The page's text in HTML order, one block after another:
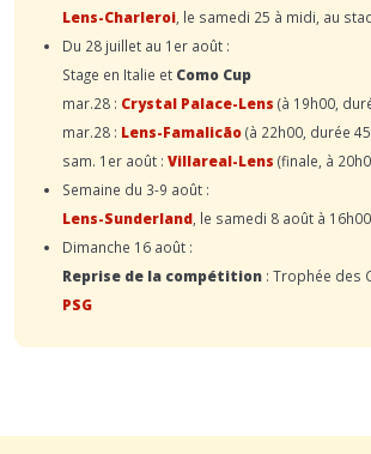
Lens-Charleroi , le samedi 25 à midi, au
Du 28 juillet au 1er août :
Stage en Italie et Como Cup
mar.28 : Crystal Palace-Lens (à 19h00,
mar.28 : Lens-Famalicão(à 22h00, durée
sam. 1er août : Villareal-Lens (finale, à
Semaine du 3-9 août :
Lens-Sunderland , le samedi 8 août à
Dimanche 16 août :
Reprise de la compétition : Trophée des
PSG